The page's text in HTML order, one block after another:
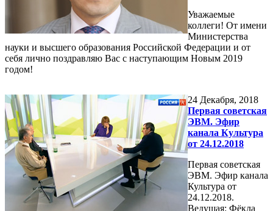
Уважаемые
коллеги! От имени
Министерства
науки и высшего образования Российской Федерации и от
себя лично поздравляю Вас с наступающим Новым 2019
годом!
24 Декабря, 2018
Первая советская
ЭВМ. Эфир
канала Культура
от 24.12.2018
Первая советская
ЭВМ. Эфир канала
Культура от
24.12.2018.
Ведущая: Фёкла